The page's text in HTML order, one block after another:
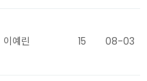
이예린 15 08-03